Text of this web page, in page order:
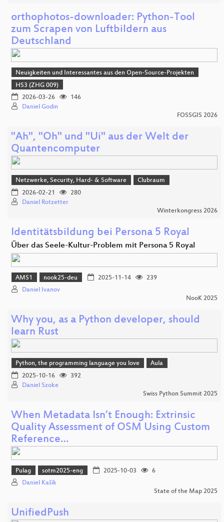
orthophotos-downloader: Python-Tool
zum Scrapen von Luftbildern aus
Deutschland
Neuigkeiten und Interessantes aus den Open-Source-Projekten
HS3 (ZHG 009)
2026-03-26
146
Daniel Godin
FOSSGIS 2026
"Ah", "Oh" und "Ui" aus der Welt der
Quantencomputer
Netzwerke, Security, Hard- & Software
Clubraum
2026-02-21
280
Daniel Rotzetter
Winterkongress 2026
Identitätsbildung bei Persona 5 Royal
Über das Seele-Kultur-Problem mit Persona 5 Royal
AMS1 nook25-deu 2025-11-14
239
Daniel Ivanov
NooK 2025
Why you, as a Python developer, should
learn Rust
Python, the programming language you love
Aula
2025-10-16
392
Daniel Szoke
Swiss Python Summit 2025
When Metadata Isn’t Enough: Extrinsic
Quality Assessment of OSM Using Custom
Reference…
Pulag sotm2025-eng 2025-10-03
6
Daniel Kašík
State of the Map 2025
UnifiedPush